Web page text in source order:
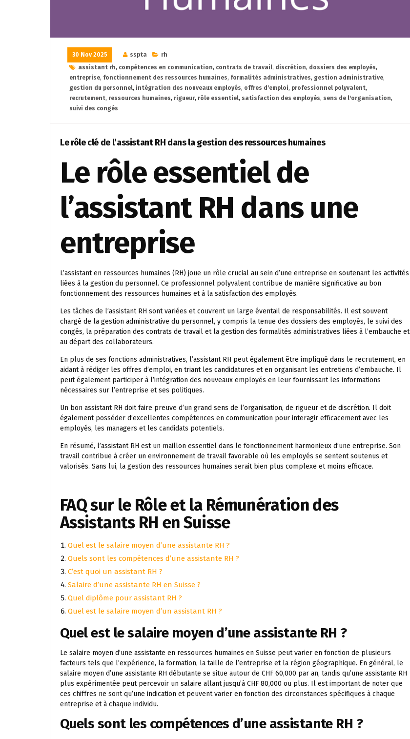
30 Nov 2025 sspta
rh
assistant rh, compétences en communication, contrats de travail, discrétion, dossiers des employés,
entreprise, fonctionnement des ressources humaines, formalités administratives, gestion administrative,
gestion du personnel, intégration des nouveaux employés, offres d'emploi, professionnel polyvalent,
recrutement, ressources humaines, rigueur, rôle essentiel, satisfaction des employés, sens de l'organisation,
suivi des congés
Le rôle clé de l’assistant RH dans la gestion des ressources humaines
Le rôle essentiel de
l’assistant RH dans une
entreprise
L’assistant en ressources humaines (RH) joue un rôle crucial au sein d’une entreprise en soutenant les activités
liées à la gestion du personnel. Ce professionnel polyvalent contribue de manière significative au bon
fonctionnement des ressources humaines et à la satisfaction des employés.
Les tâches de l’assistant RH sont variées et couvrent un large éventail de responsabilités. Il est souvent
chargé de la gestion administrative du personnel, y compris la tenue des dossiers des employés, le suivi des
congés, la préparation des contrats de travail et la gestion des formalités administratives liées à l’embauche et
au départ des collaborateurs.
En plus de ses fonctions administratives, l’assistant RH peut également être impliqué dans le recrutement, en
aidant à rédiger les offres d’emploi, en triant les candidatures et en organisant les entretiens d’embauche. Il
peut également participer à l’intégration des nouveaux employés en leur fournissant les informations
nécessaires sur l’entreprise et ses politiques.
Un bon assistant RH doit faire preuve d’un grand sens de l’organisation, de rigueur et de discrétion. Il doit
également posséder d’excellentes compétences en communication pour interagir efficacement avec les
employés, les managers et les candidats potentiels.
En résumé, l’assistant RH est un maillon essentiel dans le fonctionnement harmonieux d’une entreprise. Son
travail contribue à créer un environnement de travail favorable où les employés se sentent soutenus et
valorisés. Sans lui, la gestion des ressources humaines serait bien plus complexe et moins efficace.
FAQ sur le Rôle et la Rémunération des
Assistants RH en Suisse
Quel est le salaire moyen d’une assistante RH ?
Quels sont les compétences d’une assistante RH ?
C’est quoi un assistant RH ?
Salaire d’une assistante RH en Suisse ?
Quel diplôme pour assistant RH ?
Quel est le salaire moyen d’un assistant RH ?
Quel est le salaire moyen d’une assistante RH ?
Le salaire moyen d’une assistante en ressources humaines en Suisse peut varier en fonction de plusieurs
facteurs tels que l’expérience, la formation, la taille de l’entreprise et la région géographique. En général, le
salaire moyen d’une assistante RH débutante se situe autour de CHF 60,000 par an, tandis qu’une assistante RH
plus expérimentée peut percevoir un salaire allant jusqu’à CHF 80,000 ou plus. Il est important de noter que
ces chiffres ne sont qu’une indication et peuvent varier en fonction des circonstances spécifiques à chaque
entreprise et à chaque individu.
Quels sont les compétences d’une assistante RH ?